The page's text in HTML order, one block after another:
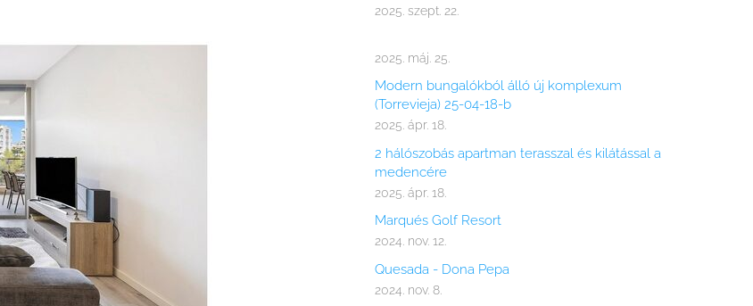
2025. szept. 22.
2025. máj. 25.
Modern bungalókból álló új komplexum
(Torrevieja) 25-04-18-b
2025. ápr. 18.
2 hálószobás apartman terasszal és kilátással a
medencére
2025. ápr. 18.
Marqués Golf Resort
2024. nov. 12.
Quesada - Dona Pepa
2024. nov. 8.